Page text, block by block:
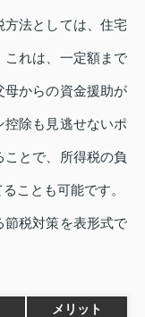
方法としては、住宅
これは、一定額まで
母からの資金援助が
除も見逃せないポ
とで、所得税の負
ことも可能です。
節税対策を表形式で
メリット